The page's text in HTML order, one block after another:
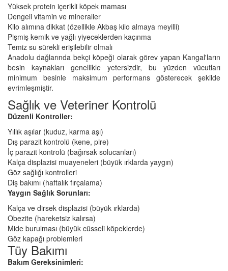
Yüksek protein içerikli köpek maması
Dengeli vitamin ve mineraller
Kilo alımına dikkat (özellikle Akbaş kilo almaya meyilli)
Pişmiş kemik ve yağlı yiyeceklerden kaçınma
Temiz su sürekli erişilebilir olmalı
Anadolu dağlarında bekçi köpeği olarak görev yapan Kangal'ların
besin kaynakları genellikle yetersizdir, bu yüzden vücutları
minimum besinle maksimum performans gösterecek şekilde
evrimleşmiştir.
Sağlık ve Veteriner Kontrolü
Düzenli Kontroller:
Yıllık aşılar (kuduz, karma aşı)
Dış parazit kontrolü (kene, pire)
İç parazit kontrolü (bağırsak solucanları)
Kalça displazisi muayeneleri (büyük ırklarda yaygın)
Göz sağlığı kontrolleri
Diş bakımı (haftalık fırçalama)
Yaygın Sağlık Sorunları:
Kalça ve dirsek displazisi (büyük ırklarda)
Obezite (hareketsiz kalırsa)
Mide burulması (büyük cüsseli köpeklerde)
Göz kapağı problemleri
Tüy Bakımı
Bakım Gereksinimleri: